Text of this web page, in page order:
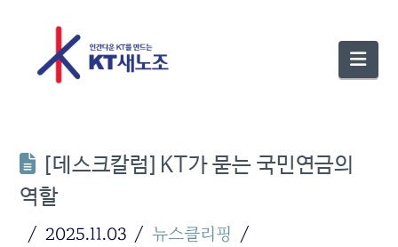
[데스크칼럼]KT가 묻는 국민연금의
역할
2025.11.03 뉴스클리핑